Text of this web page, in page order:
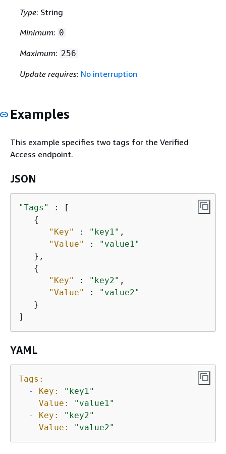
Type: String
Minimum: 0
Maximum: 256
Update requires: No interruption
Examples
This example specifies two tags for the Verified
Access endpoint.
JSON
"Tags"
: [
{
"Key"
: "key1" ,
"Value"
:
"value1"
   },
{
"Key"
: "key2" ,
"Value"
:
"value2"
   }
]
YAML
Tags:
-
Key:
"key1"
Value:
"value1"
-
Key:
"key2"
Value:
"value2"